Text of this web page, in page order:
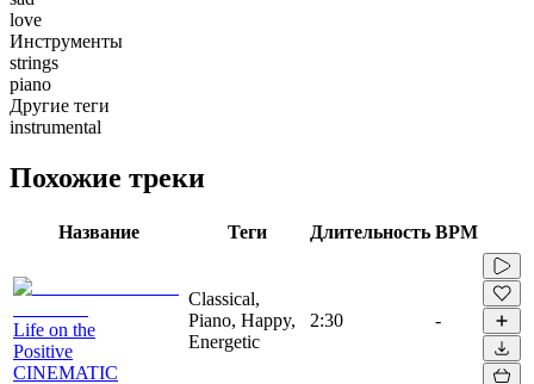
love
Инструменты
strings
piano
Другие теги
instrumental
Похожие треки
Название Теги Длительность BPM
Life on the
Positive
CINEMATIC
Classical,
Piano, Happy,
Energetic
2:30 -